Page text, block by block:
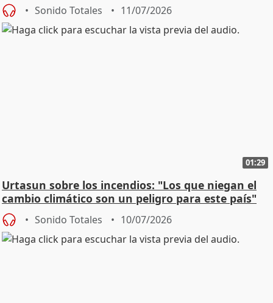
Sonido Totales 11/07/2026
01:29
Urtasun sobre los incendios: "Los que niegan el
cambio climático son un peligro para este país"
Sonido Totales 10/07/2026